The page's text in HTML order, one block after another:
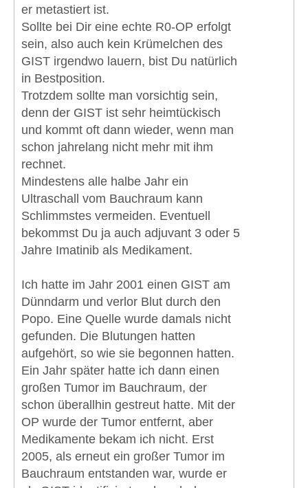
er metastiert ist.
Sollte bei Dir eine echte R0-OP erfolgt
sein, also auch kein Krümelchen des
GIST irgendwo lauern, bist Du natürlich
in Bestposition.
Trotzdem sollte man vorsichtig sein,
denn der GIST ist sehr heimtückisch
und kommt oft dann wieder, wenn man
schon jahrelang nicht mehr mit ihm
rechnet.
Mindestens alle halbe Jahr ein
Ultraschall vom Bauchraum kann
Schlimmstes vermeiden. Eventuell
bekommst Du ja auch adjuvant 3 oder 5
Jahre Imatinib als Medikament.
Ich hatte im Jahr 2001 einen GIST am
Dünndarm und verlor Blut durch den
Popo. Eine Quelle wurde damals nicht
gefunden. Die Blutungen hatten
aufgehört, so wie sie begonnen hatten.
Ein Jahr später hatte ich dann einen
großen Tumor im Bauchraum, der
schon überallhin gestreut hatte. Mit der
OP wurde der Tumor entfernt, aber
Medikamente bekam ich nicht. Erst
2005, als erneut ein großer Tumor im
Bauchraum entstanden war, wurde er